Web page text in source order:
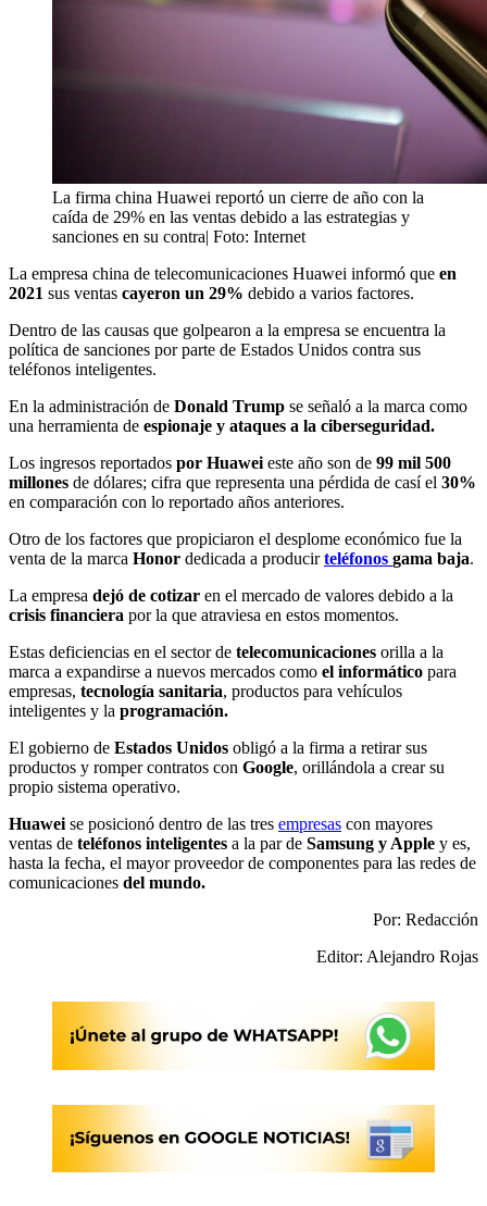
La firma china Huawei reportó un cierre de año con la
caída de 29% en las ventas debido a las estrategias y
sanciones en su contra| Foto: Internet
La empresa china de telecomunicaciones Huawei informó que en
2021 sus ventas cayeron un 29% debido a varios factores.
Dentro de las causas que golpearon a la empresa se encuentra la
política de sanciones por parte de Estados Unidos contra sus
teléfonos inteligentes.
En la administración de Donald Trump se señaló a la marca como
una herramienta de espionaje y ataques a la ciberseguridad.
Los ingresos reportados por Huawei este año son de 99 mil 500
millones de dólares; cifra que representa una pérdida de casí el 30%
en comparación con lo reportado años anteriores.
Otro de los factores que propiciaron el desplome económico fue la
venta de la marca Honor dedicada a producirteléfonos gama baja.
La empresa dejó de cotizar en el mercado de valores debido a la
crisis financiera por la que atraviesa en estos momentos.
Estas deficiencias en el sector de telecomunicaciones orilla a la
marca a expandirse a nuevos mercados como el informático para
empresas, tecnología sanitaria, productos para vehículos
inteligentes y la programación.
El gobierno de Estados Unidos obligó a la firma a retirar sus
productos y romper contratos con Google, orillándola a crear su
propio sistema operativo.
Huawei se posicionó dentro de las tres empresas con mayores
ventas de teléfonos inteligentes a la par de Samsung y Apple y es,
hasta la fecha, el mayor proveedor de componentes para las redes de
comunicaciones del mundo.
Por: Redacción
Editor: Alejandro Rojas